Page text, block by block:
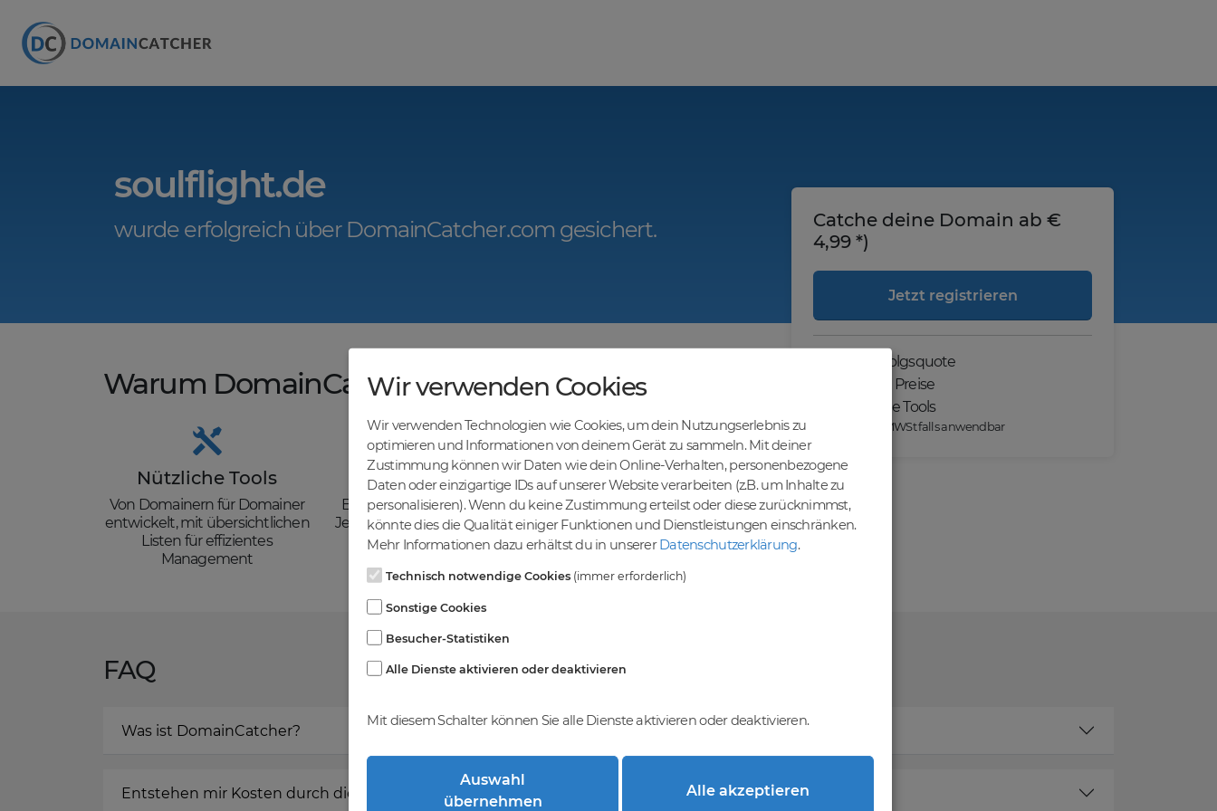
soulflight.de
wurde erfolgreich über DomainCatcher.com gesichert.
Warum DomainCatcher.com?
Nützliche Tools
Von Domainern für Domainer
entwickelt, mit übersichtlichen
Listen für effizientes
Management
Günstige Preise
Backorders bereits ab € 4,99.
Je nach deinem Tier-Level und
zzgl. MwSt falls anwendbar
Kein Gebotsverfahren
Einfaches System - Deine
Orders werden nach dem First-
Come-First-Serve-Prinzip
Catche deine Domain ab €
4,99 *)
Jetzt registrieren
Hohe Erfolgsquote
Günstige Preise
Praktische Tools
*) Preise exkl. MWSt falls anwendbar
FAQ
Was ist DomainCatcher?
Entstehen mir Kosten durch die Registrierung bei DomainCatcher?
Wir verwenden Cookies
Wir verwenden Technologien wie Cookies, um dein Nutzungserlebnis zu
optimieren und Informationen von deinem Gerät zu sammeln. Mit deiner
Zustimmung können wir Daten wie dein Online-Verhalten, personenbezogene
Daten oder einzigartige IDs auf unserer Website verarbeiten (z.B. um Inhalte zu
personalisieren). Wenn du keine Zustimmung erteilst oder diese zurücknimmst,
könnte dies die Qualität einiger Funktionen und Dienstleistungen einschränken.
Mehr Informationen dazu erhältst du in unsererDatenschutzerklärung.
Technisch notwendige Cookies (immer erforderlich)
Sonstige Cookies
Besucher-Statistiken
Alle Dienste aktivieren oder deaktivieren
Mit diesem Schalter können Sie alle Dienste aktivieren oder deaktivieren.
Auswahl
übernehmen
Alle akzeptieren